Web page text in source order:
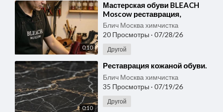
0:10
⁣Мастерская обуви BLEACH
Moscow реставрация,
химчистка и уход для
любимой пары
Блич Москва химчистка
20 Просмотры · 07/28/26
Другой
0:10
⁣Реставрация кожаной обуви.
Блич Москва химчистка
35 Просмотры · 07/19/26
Другой